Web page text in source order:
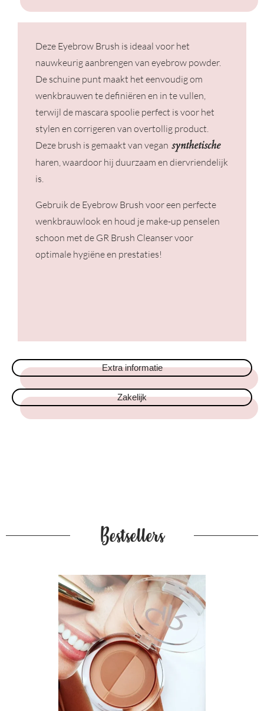
Extra informatie
Zakelijk
Deze Eyebrow Brush is ideaal voor het
nauwkeurig aanbrengen van eyebrow powder.
De schuine punt maakt het eenvoudig om
wenkbrauwen te definiëren en in te vullen,
terwijl de mascara spoolie perfect is voor het
stylen en corrigeren van overtollig product.
Deze brush is gemaakt van vegan synthetische
haren, waardoor hij duurzaam en diervriendelijk
is.
Gebruik de Eyebrow Brush voor een perfecte
wenkbrauwlook en houd je make-up penselen
schoon met de GR Brush Cleanser voor
optimale hygiëne en prestaties!
Bestsellers